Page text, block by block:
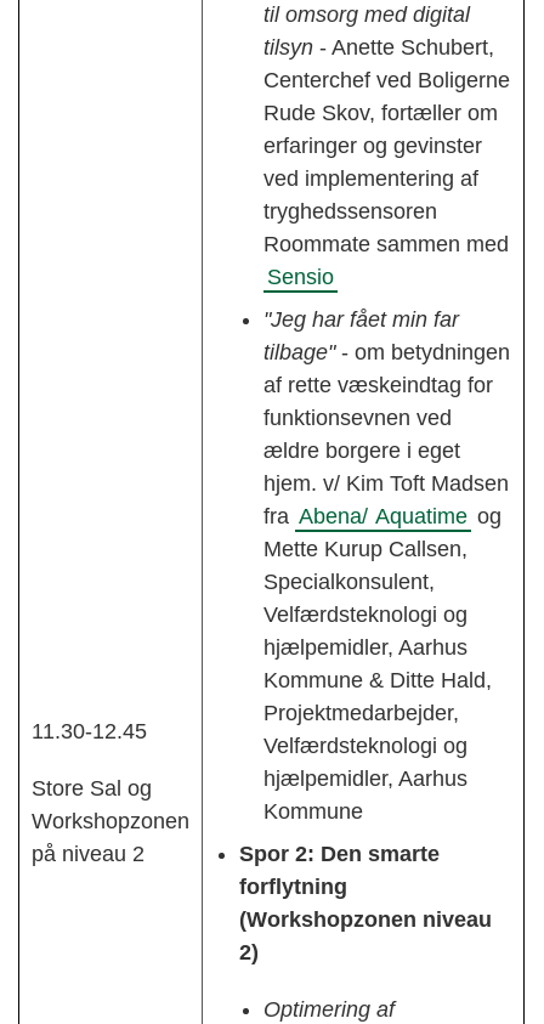
11.30-12.45
Store Sal og
Workshopzonen
på niveau 2
til omsorg med digital
tilsyn - Anette Schubert,
Centerchef ved Boligerne
Rude Skov, fortæller om
erfaringer og gevinster
ved implementering af
tryghedssensoren
Roommate sammen med
Sensio
"Jeg har fået min far
tilbage"- om betydningen
af rette væskeindtag for
funktionsevnen ved
ældre borgere i eget
hjem. v/ Kim Toft Madsen
fra Abena/ Aquatime og
Mette Kurup Callsen,
Specialkonsulent,
Velfærdsteknologi og
hjælpemidler, Aarhus
Kommune & Ditte Hald,
Projektmedarbejder,
Velfærdsteknologi og
hjælpemidler, Aarhus
Kommune
Spor 2: Den smarte
forflytning
(Workshopzonen niveau
2)
Optimering af